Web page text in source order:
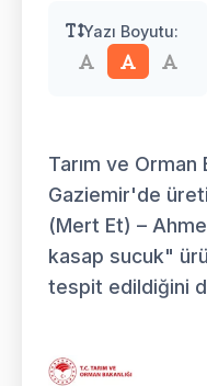
Yazı Boyutu:
Tarım ve Orman
Gaziemir'de
(Mert Et) –
kasap sucuk"
tespit edildiğini